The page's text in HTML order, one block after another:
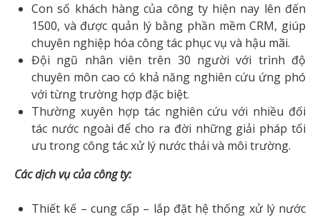
Con số khách hàng của công ty hiện nay lên đến
1500, và được quản lý bằng phần mềm CRM, giúp
chuyên nghiệp hóa công tác phục vụ và hậu mãi.
Đội ngũ nhân viên trên 30 người với trình độ
chuyên môn cao có khả năng nghiên cứu ứng phó
với từng trường hợp đặc biệt.
Thường xuyên hợp tác nghiên cứu với nhiều đối
tác nước ngoài để cho ra đời những giải pháp tối
ưu trong công tác xử lý nước thải và môi trường.
Các dịch vụ của công ty:
Thiết kế – cung cấp – lắp đặt hệ thống xử lý nước